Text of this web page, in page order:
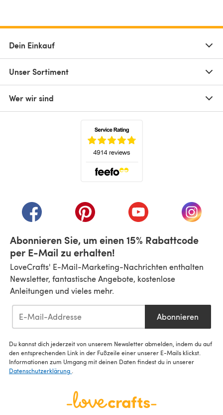
Dein Einkauf
Unser Sortiment
Wer wir sind
(öffnet sich in einem neuen Tab)
(öffnet sich in einem neuen Tab)
(öffnet sich in einem
(öffnet
Abonnieren Sie, um einen 15% Rabattcode
per E-Mail zu erhalten!
LoveCrafts' E-Mail-Marketing-Nachrichten enthalten
Newsletter, fantastische Angebote, kostenlose
Anleitungen und vieles mehr.
Abonnieren
Du kannst dich jederzeit von unserem Newsletter abmelden, indem du auf
den entsprechenden Link in der Fußzeile einer unserer E-Mails klickst.
Informationen zum Umgang mit deinen Daten findest du in unserer
Datenschutzerklärung